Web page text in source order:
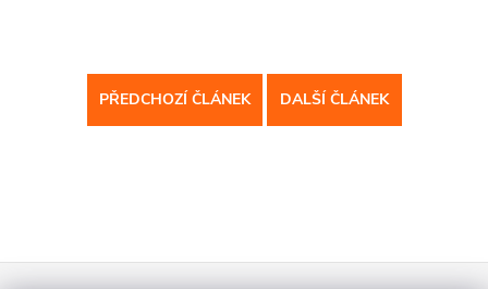
PŘEDCHOZÍ ČLÁNEK DALŠÍ ČLÁNEK